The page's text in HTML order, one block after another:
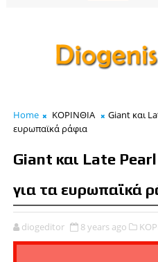
Home ΚΟΡΙΝΘΙΑ
Giant και
ευρωπαϊκά ράφια
Giant και Late
για τα ευρωπαϊκά
diogeditor 8 years ago